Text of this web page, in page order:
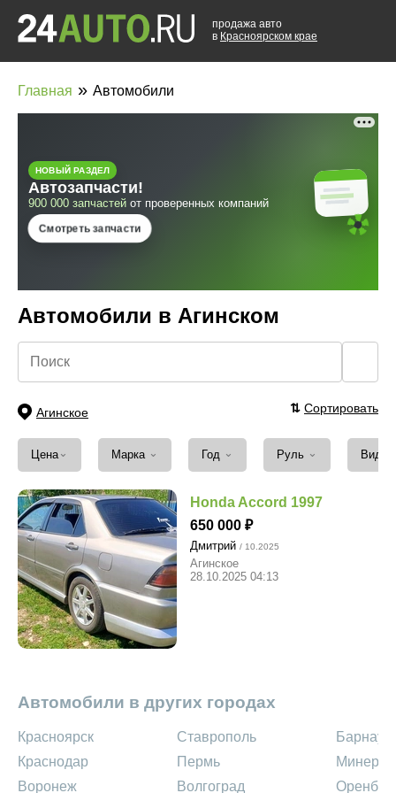
продажа авто
в Красноярском крае
Главная » Автомобили
Автомобили в Агинском
Агинское ⇅ Сортировать
Цена ⌄ Марка ⌄ Год ⌄ Руль ⌄ Вид
Honda Accord 1997
650 000
Дмитрий / 10.2025
Агинское
28.10.2025 04:13
Автомобили в других городах
Красноярск
Краснодар
Воронеж
Ставрополь
Пермь
Волгоград
Барнаул